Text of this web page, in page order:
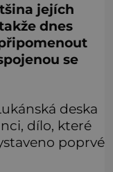
jejích
dnes
se
deska
dílo, které
poprvé